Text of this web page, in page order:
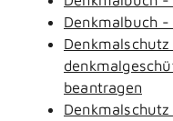
Denkmalbuch
beantragen